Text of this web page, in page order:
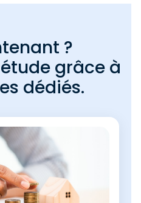
?
grâce à
dédiés.